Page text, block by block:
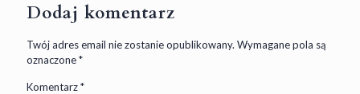
Dodaj komentarz
Twój adres email nie zostanie opublikowany. Wymagane pola są
oznaczone*
Komentarz*